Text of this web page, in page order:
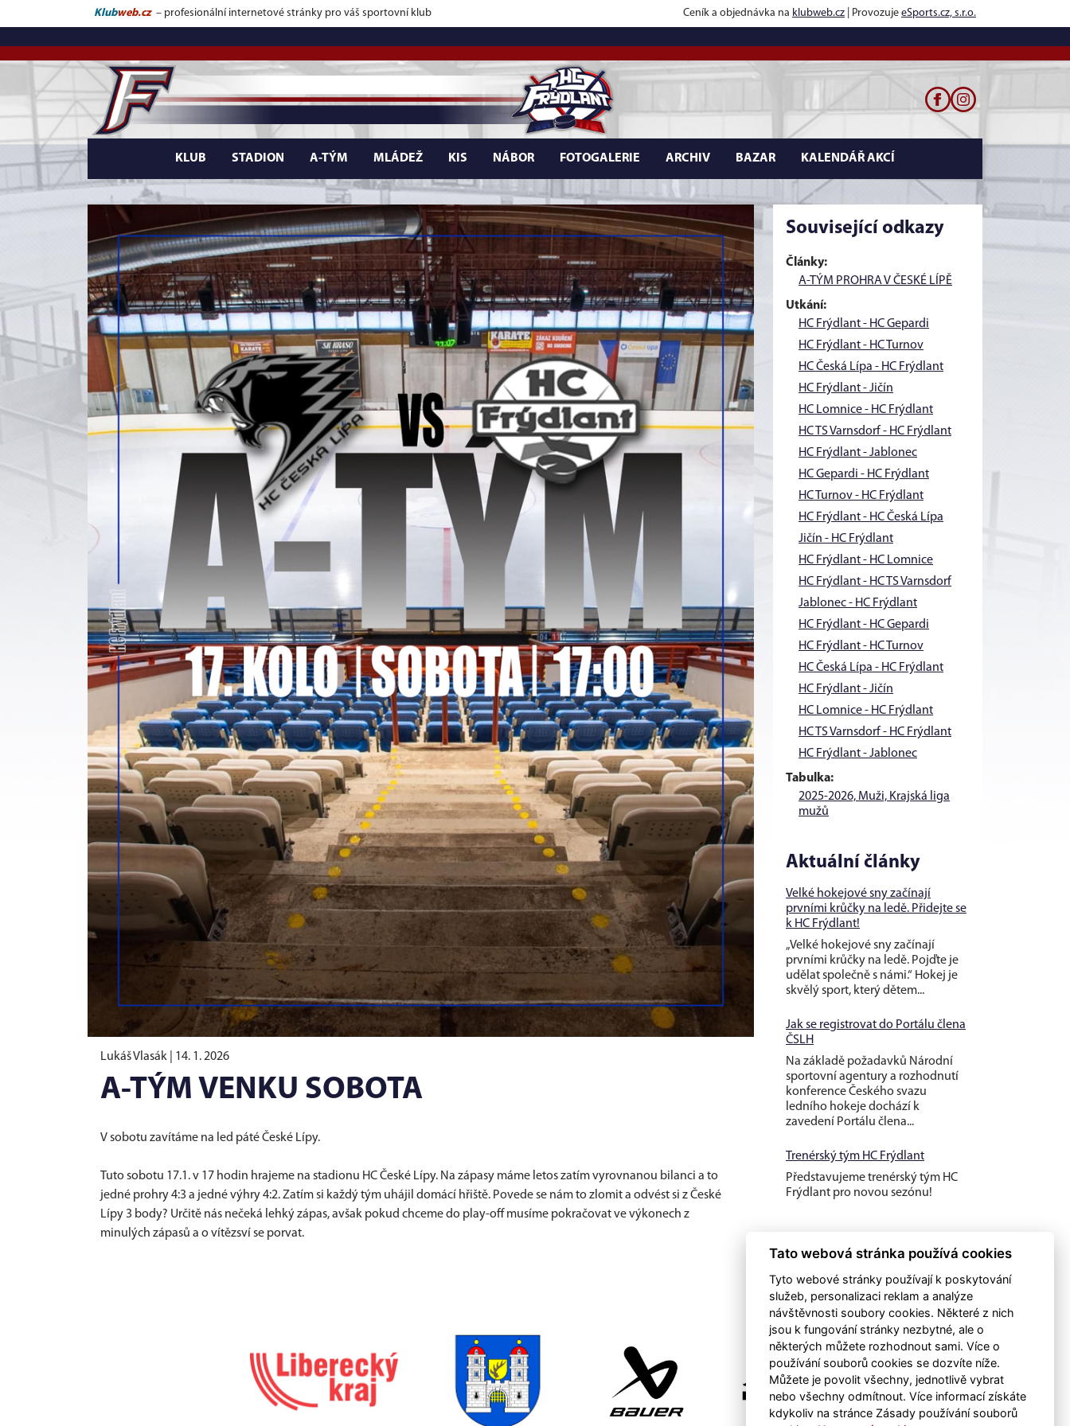
Klubweb.cz – profesionální internetové stránky pro váš sportovní klub Ceník a objednávka na klubweb.cz | Provozuje eSports.cz, s.r.o.
KLUB STADION A-TÝM MLÁDEŽ KIS NÁBOR FOTOGALERIE ARCHIV BAZAR KALENDÁŘ AKCÍ
Lukáš Vlasák | 14. 1. 2026
A-TÝM VENKU SOBOTA
V sobotu zavítáme na led páté České Lípy.
Tuto sobotu 17.1. v 17 hodin hrajeme na stadionu HC České Lípy. Na zápasy máme letos zatím vyrovnanou bilanci a to
jedné prohry 4:3 a jedné výhry 4:2. Zatím si každý tým uhájil domácí hřiště. Povede se nám to zlomit a odvést si z České
Lípy 3 body? Určitě nás nečeká lehký zápas, avšak pokud chceme do play-off musíme pokračovat ve výkonech z
minulých zápasů a o vítězsví se porvat.
Související odkazy
Články:
A-TÝM PROHRA V ČESKÉ LÍPĚ
Utkání:
HC Frýdlant - HC Gepardi
HC Frýdlant - HC Turnov
HC Česká Lípa - HC Frýdlant
HC Frýdlant - Jičín
HC Lomnice - HC Frýdlant
HC TS Varnsdorf - HC Frýdlant
HC Frýdlant - Jablonec
HC Gepardi - HC Frýdlant
HC Turnov - HC Frýdlant
HC Frýdlant - HC Česká Lípa
Jičín - HC Frýdlant
HC Frýdlant - HC Lomnice
HC Frýdlant - HC TS Varnsdorf
Jablonec - HC Frýdlant
HC Frýdlant - HC Gepardi
HC Frýdlant - HC Turnov
HC Česká Lípa - HC Frýdlant
HC Frýdlant - Jičín
HC Lomnice - HC Frýdlant
HC TS Varnsdorf - HC Frýdlant
HC Frýdlant - Jablonec
Tabulka:
2025-2026, Muži, Krajská liga
mužů
Aktuální články
Velké hokejové sny začínají
prvními krůčky na ledě. Přidejte se
k HC Frýdlant!
„Velké hokejové sny začínají
prvními krůčky na ledě. Pojďte je
udělat společně s námi.“ Hokej je
skvělý sport, který dětem...
Jak se registrovat do Portálu člena
ČSLH
Na základě požadavků Národní
sportovní agentury a rozhodnutí
konference Českého svazu
ledního hokeje dochází k
zavedení Portálu člena...
Trenérský tým HC Frýdlant
Představujeme trenérský tým HC
Frýdlant pro novou sezónu!
Tato webová stránka používá cookies
Tyto webové stránky používají k poskytování
služeb, personalizaci reklam a analýze
návštěvnosti soubory cookies. Některé z nich
jsou k fungování stránky nezbytné, ale o
některých můžete rozhodnout sami. Více o
používání souborů cookies se dozvíte níže.
Můžete je povolit všechny, jednotlivě vybrat
nebo všechny odmítnout. Více informací získáte
kdykoliv na stránce Zásady používání souborů